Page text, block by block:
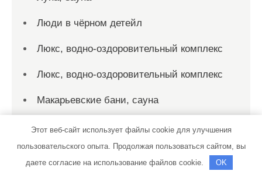
Люди в чёрном детейл
Люкс, водно-оздоровительный комплекс
Люкс, водно-оздоровительный комплекс
Макарьевские бани, сауна
Мартон, Лапалапа
Мартон, Лапалапа
Этот веб-сайт использует файлы cookie для улучшения
пользовательского опыта. Продолжая пользоваться сайтом, вы
даете согласие на использование файлов cookie.
OK